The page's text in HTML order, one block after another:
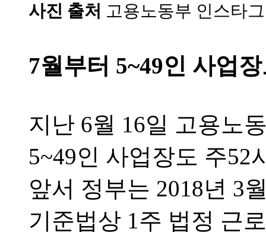
사진 출처 고용노동부 인스타
7월부터 5~49인 사업
지난 6월 16일 고용노
5~49인 사업장도 주52
앞서 정부는 2018년 3
기준법상 1주 법정 근